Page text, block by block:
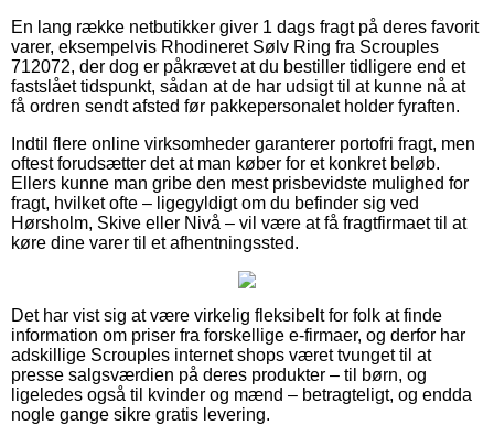
En lang række netbutikker giver 1 dags fragt på deres favorit
varer, eksempelvis Rhodineret Sølv Ring fra Scrouples
712072, der dog er påkrævet at du bestiller tidligere end et
fastslået tidspunkt, sådan at de har udsigt til at kunne nå at
få ordren sendt afsted før pakkepersonalet holder fyraften.
Indtil flere online virksomheder garanterer portofri fragt, men
oftest forudsætter det at man køber for et konkret beløb.
Ellers kunne man gribe den mest prisbevidste mulighed for
fragt, hvilket ofte – ligegyldigt om du befinder sig ved
Hørsholm, Skive eller Nivå – vil være at få fragtfirmaet til at
køre dine varer til et afhentningssted.
Det har vist sig at være virkelig fleksibelt for folk at finde
information om priser fra forskellige e-firmaer, og derfor har
adskillige Scrouples internet shops været tvunget til at
presse salgsværdien på deres produkter – til børn, og
ligeledes også til kvinder og mænd – betragteligt, og endda
nogle gange sikre gratis levering.